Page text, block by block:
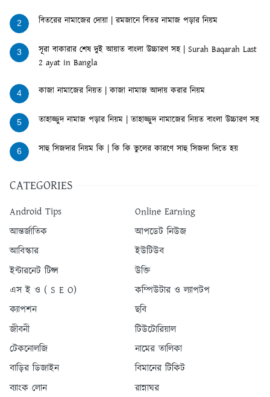
2 বিতরের নামাজের দোয়া | রমজানে বিতর নামাজ পড়ার নিয়ম
3
সূরা বাকারার শেষ দুই আয়াত বাংলা উচ্চারণ সহ | Surah Baqarah Last
2 ayat in Bangla
4 কাজা নামাজের নিয়ত | কাজা নামাজ আদায় করার নিয়ম
5 তাহাজ্জুদ নামাজ পড়ার নিয়ম | তাহাজ্জুদ নামাজের নিয়ত বাংলা উচ্চারণ সহ
6 সাহু সিজদার নিয়ম কি | কি কি ভুলের কারণে সাহু সিজদা দিতে হয়
CATEGORIES
Android Tips
Online Earning
আন্তর্জাতিক
আপডেট নিউজ
আবিস্কার
ইউটিউব
ইন্টারনেট টিপ্স
উক্তি
এস ই ও ( S E O)
কম্পিউটার ও ল্যাপটপ
ক্যাপশন
ছবি
জীবনী
টিউটোরিয়াল
টেকনোলজি
নামের তালিকা
বাড়ির ডিজাইন
বিমানের টিকিট
ব্যাংক লোন
রান্নাঘর